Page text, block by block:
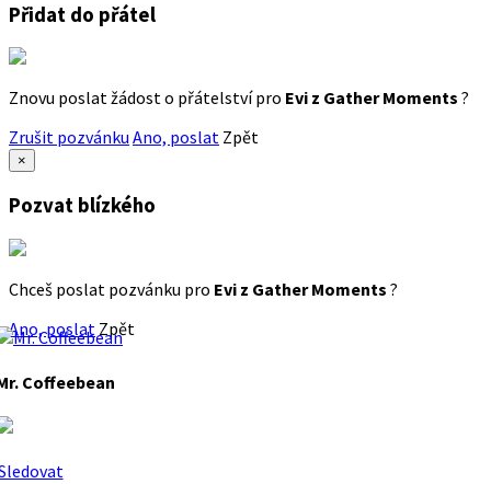
Přidat do přátel
Znovu poslat žádost o přátelství pro Evi z Gather Moments ?
Zrušit pozvánku Ano, poslat Zpět
×
Pozvat blízkého
Chceš poslat pozvánku pro Evi z Gather Moments ?
Ano, poslat Zpět
Coffeebean